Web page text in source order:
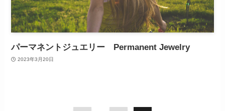
パーマネントジュエリー Permanent Jewelry
2023年3月20日